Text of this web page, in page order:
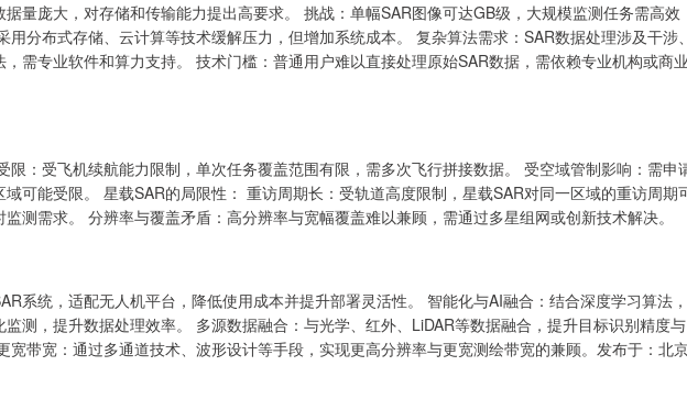
量庞大，对存储和传输能力提出高要求。 挑战：单幅SAR图像可达GB级，大规模监测任务需高效
用分布式存储、云计算等技术缓解压力，但增加系统成本。 复杂算法需求：SAR数据处理涉及干涉
需专业软件和算力支持。 技术门槛：普通用户难以直接处理原始SAR数据，需依赖专业机构或商
限：受飞机续航能力限制，单次任务覆盖范围有限，需多次飞行拼接数据。 受空域管制影响：需申
可能受限。 星载SAR的局限性： 重访周期长：受轨道高度限制，星载SAR对同一区域的重访周期
测需求。 分辨率与覆盖矛盾：高分辨率与宽幅覆盖难以兼顾，需通过多星组网或创新技术解决。
系统，适配无人机平台，降低使用成本并提升部署灵活性。 智能化与AI融合：结合深度学习算法，
测，提升数据处理效率。 多源数据融合：与光学、红外、LiDAR等数据融合，提升目标识别精度与
宽带宽：通过多通道技术、波形设计等手段，实现更高分辨率与更宽测绘带宽的兼顾。发布于：北